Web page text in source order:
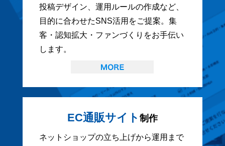
投稿デザイン、運用ルールの作成など、
目的に合わせたSNS活用をご提案。集
客・認知拡大・ファンづくりをお手伝い
します。
EC通販サイト 制作
ネットショップの立ち上げから運用まで